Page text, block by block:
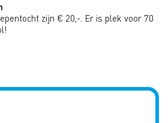
zijn € 20,-. Er is plek voor 70